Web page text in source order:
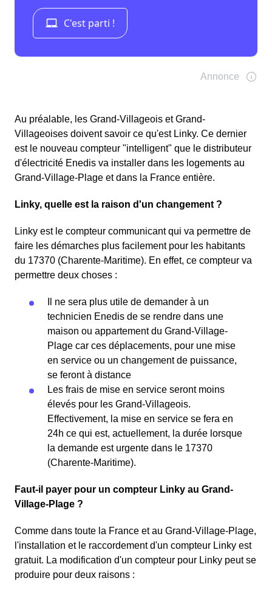
Au préalable, les Grand-Villageois et Grand-
Villageoises doivent savoir ce qu'est Linky. Ce dernier
est le nouveau compteur "intelligent" que le distributeur
d'électricité Enedis va installer dans les logements au
Grand-Village-Plage et dans la France entière.
Linky, quelle est la raison d'un changement ?
Linky est le compteur communicant qui va permettre de
faire les démarches plus facilement pour les habitants
du 17370 (Charente-Maritime). En effet, ce compteur va
permettre deux choses :
Il ne sera plus utile de demander à un
technicien Enedis de se rendre dans une
maison ou appartement du Grand-Village-
Plage car ces déplacements, pour une mise
en service ou un changement de puissance,
se feront à distance
Les frais de mise en service seront moins
élevés pour les Grand-Villageois.
Effectivement, la mise en service se fera en
24h ce qui est, actuellement, la durée lorsque
la demande est urgente dans le 17370
(Charente-Maritime).
Faut-il payer pour un compteur Linky au Grand-
Village-Plage ?
Comme dans toute la France et au Grand-Village-Plage,
l'installation et le raccordement d'un compteur Linky est
gratuit. La modification d'un compteur pour Linky peut se
produire pour deux raisons :